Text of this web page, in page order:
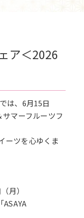
ア＜2026
は、6月15日
サマーフルーツフ
ーツを心ゆくま
月）
ASAYA